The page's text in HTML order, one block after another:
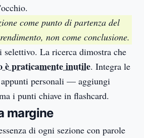
come punto di partenza del
non come conclusione.
La ricerca dimostra che
è praticamente inutile. Integra le
personali — aggiungi
i punti chiave in flashcard.
margine
di ogni sezione con parole